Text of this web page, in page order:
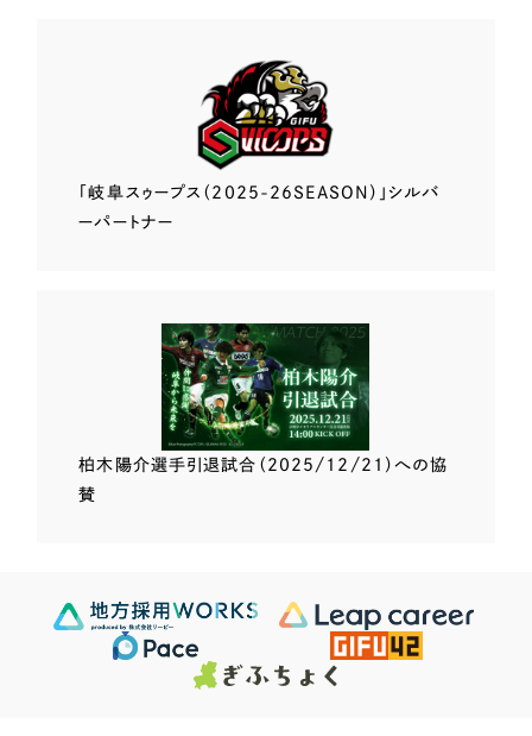
「岐阜スゥープス （2025-26SEASON）」 シルバ
ーパートナー
柏木陽介選手引退試合（2025/12/21）への協
賛